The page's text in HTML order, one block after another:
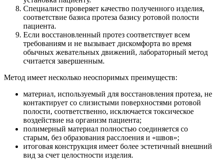
Специалист проверяет качество полученного изделия,
соответствие базиса протеза базису ротовой полости
пациента.
Если восстановленный протез соответствует всем
требованиям и не вызывает дискомфорта во время
обычных жевательных движений, лабораторный метод
считается завершенным.
Метод имеет несколько неоспоримых преимуществ:
материал, используемый для восстановления протеза, не
контактирует со слизистыми поверхностями ротовой
полости, соответственно, исключается токсическое
воздействие на организм пациента;
полимерный материал полностью соединяется со
старым, без образования расслоения и «швов»;
итоговая конструкция имеет более эстетичный внешний
вид за счет целостности изделия.